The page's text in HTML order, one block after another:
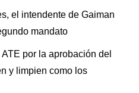
el intendente de Gaiman
mandato
por la aprobación del
y limpien como los